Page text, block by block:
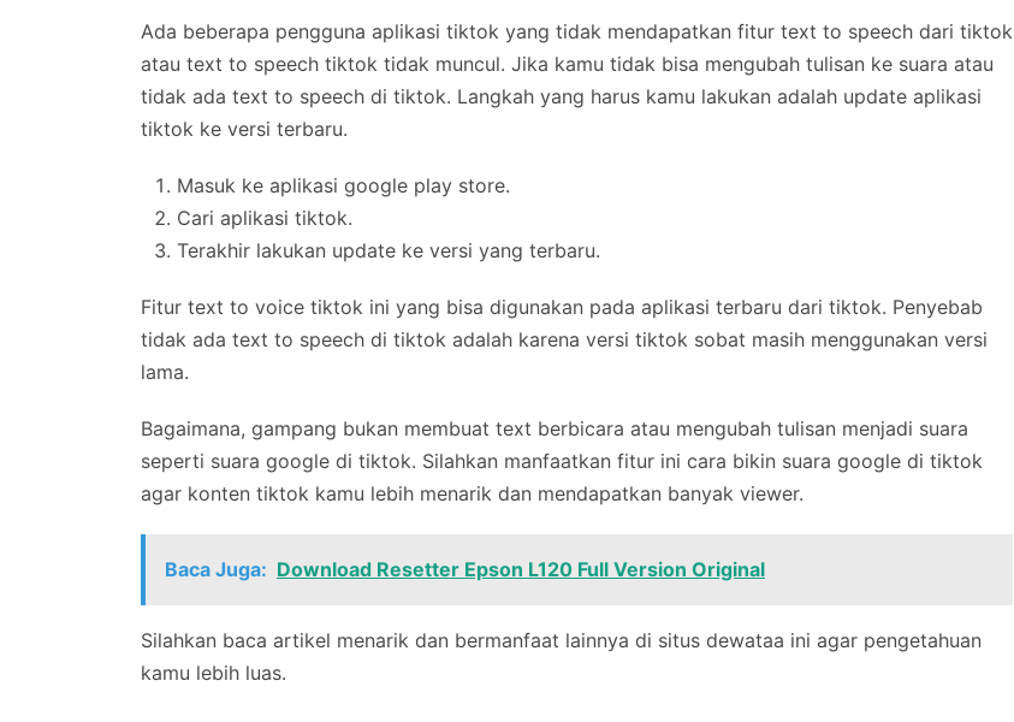
Ada beberapa pengguna aplikasi tiktok yang tidak mendapatkan fitur text to speech dari tiktok
atau text to speech tiktok tidak muncul. Jika kamu tidak bisa mengubah tulisan ke suara atau
tidak ada text to speech di tiktok. Langkah yang harus kamu lakukan adalah update aplikasi
tiktok ke versi terbaru.
Masuk ke aplikasi google play store.
Cari aplikasi tiktok.
Terakhir lakukan update ke versi yang terbaru.
Fitur text to voice tiktok ini yang bisa digunakan pada aplikasi terbaru dari tiktok. Penyebab
tidak ada text to speech di tiktok adalah karena versi tiktok sobat masih menggunakan versi
lama.
Bagaimana, gampang bukan membuat text berbicara atau mengubah tulisan menjadi suara
seperti suara google di tiktok. Silahkan manfaatkan fitur ini cara bikin suara google di tiktok
agar konten tiktok kamu lebih menarik dan mendapatkan banyak viewer.
Baca Juga: Download Resetter Epson L120 Full Version Original
Silahkan baca artikel menarik dan bermanfaat lainnya di situs dewataa ini agar pengetahuan
kamu lebih luas.